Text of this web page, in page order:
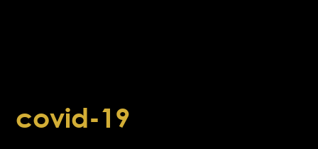
covid-19